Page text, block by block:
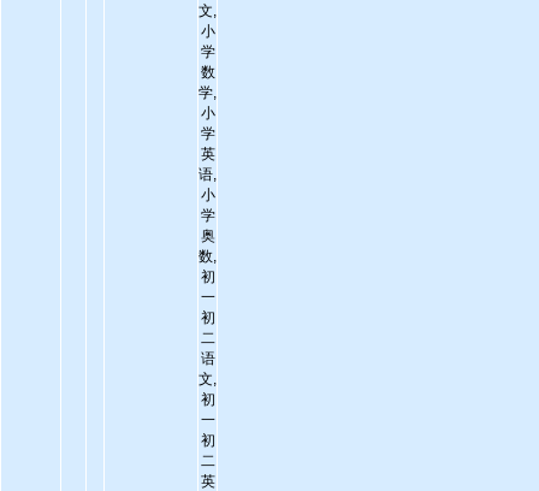
文,
小
学
数
学,
小
学
英
语,
小
学
奥
数,
初
一
初
二
语
文,
初
一
初
二
英